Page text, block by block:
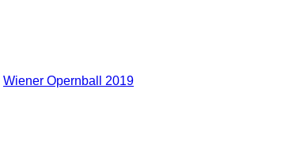
Wiener Opernball 2019